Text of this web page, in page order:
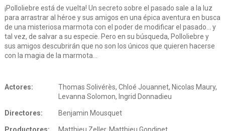
¡Polloliebre está de vuelta! Un secreto sobre el pasado sale a la luz
para arrastrar al héroe y sus amigos en una épica aventura en busca
de una misteriosa marmota con el poder de modificar el pasado… y
tal vez, de salvar a su especie. Pero en su búsqueda, Polloliebre y
sus amigos descubrirán que no son los únicos que quieren hacerse
con la magia de la marmota…
Actores:
Thomas Solivérès, Chloé Jouannet, Nicolas Maury,
Levanna Solomon, Ingrid Donnadieu
Directores: Benjamin Mousquet